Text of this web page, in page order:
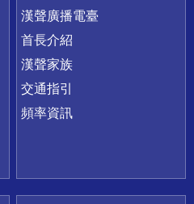
漢聲廣播電臺
首長介紹
漢聲家族
交通指引
頻率資訊